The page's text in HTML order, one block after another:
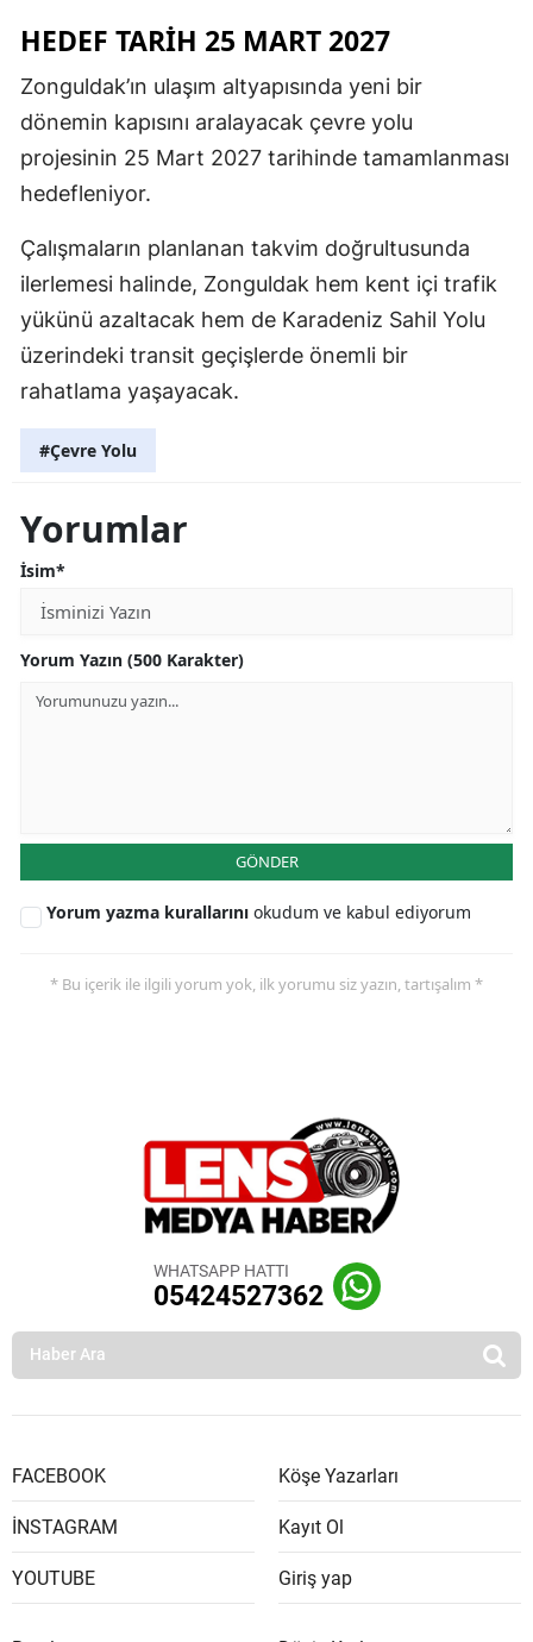
HEDEF TARİH 25 MART 2027
Zonguldak’ın ulaşım altyapısında yeni bir
dönemin kapısını aralayacak çevre yolu
projesinin 25 Mart 2027 tarihinde tamamlanması
hedefleniyor.
Çalışmaların planlanan takvim doğrultusunda
ilerlemesi halinde, Zonguldak hem kent içi trafik
yükünü azaltacak hem de Karadeniz Sahil Yolu
üzerindeki transit geçişlerde önemli bir
rahatlama yaşayacak.
#Çevre Yolu
Yorumlar
İsim*
Yorum Yazın (500 Karakter)
GÖNDER
Yorum yazma kurallarını okudum ve kabul ediyorum
* Bu içerik ile ilgili yorum yok, ilk yorumu siz yazın, tartışalım *
WHATSAPP HATTI
05424527362
FACEBOOK
İNSTAGRAM
YOUTUBE
Köşe Yazarları
Kayıt Ol
Giriş yap